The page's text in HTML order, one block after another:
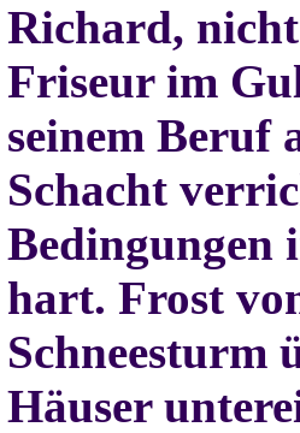
Richard,
Friseur im
seinem Beruf
Schacht
Bedingungen
hart. Frost
Schneesturm
Häuser